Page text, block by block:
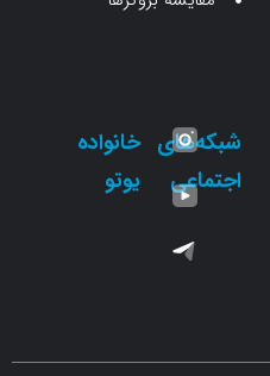
خانواده
یوتو